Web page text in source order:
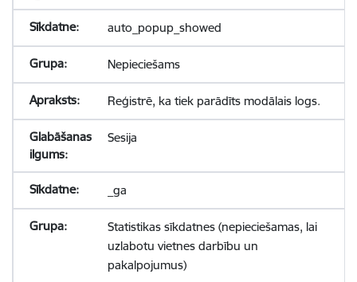
auto_popup_showed
Nepieciešams
Reģistrē, ka tiek parādīts modālais logs.
Sesija
_ga
Statistikas sīkdatnes (nepieciešamas, lai
uzlabotu vietnes darbību un
pakalpojumus)